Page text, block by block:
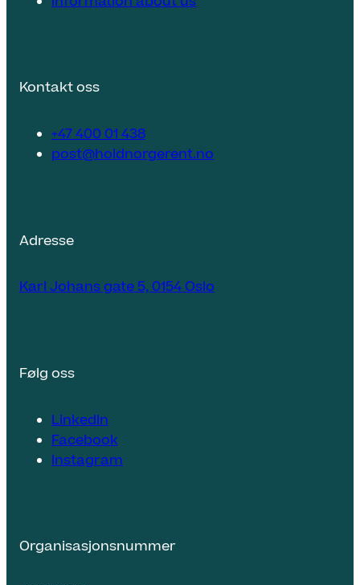
Kontakt oss
+47 400 01 438
post@holdnorgerent.no
Adresse
Karl Johans gate 5, 0154 Oslo
Følg oss
LinkedIn
Facebook
Instagram
Organisasjonsnummer